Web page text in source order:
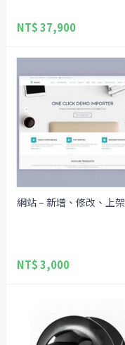
NT$ 37,900
網站 – 新增、修改、上架
NT$ 3,000